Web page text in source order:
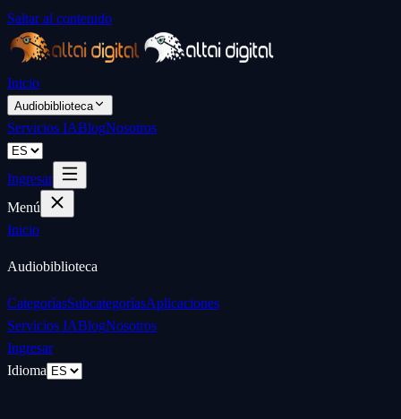
Saltar al contenido
Inicio
Audiobiblioteca
Servicios IABlogNosotros
Ingresar
Menú
Inicio
Audiobiblioteca
CategoríasSubcategoríasAplicaciones
Servicios IABlogNosotros
Ingresar
Idioma